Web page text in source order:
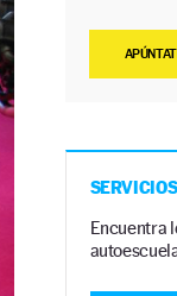
Encuentra